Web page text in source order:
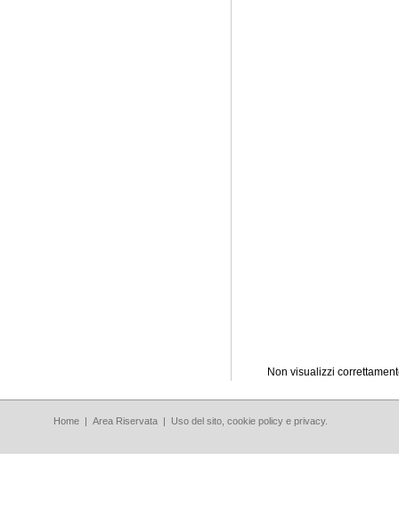
Non visualizzi
Home | Area Riservata | Uso del sito, cookie policy e privacy.